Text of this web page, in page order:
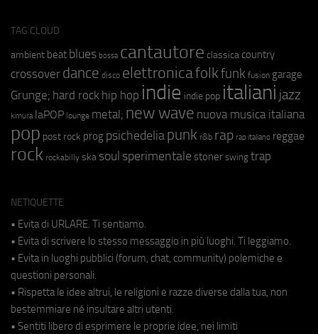
TAG CLOUD
ambient beat blues bossa cantautore classica country
crossover dance disco elettronicafolkfunk fusion garage
Grunge; hard rock hip hop indie indie pop italiani jazz
kimura laPOP lounge metal; new wave nuova musica italiana
pop post rock prog psichedeliapunk r&b rap rap italiano reggae
rock rockabilly ska soul sperimentale stoner swing trap
NETIQUETTE
• Evita di URLARE. Ti sentiamo.
• Evita di scrivere lo stesso messaggio in più luoghi. Ti leggiamo.
• Evita in luoghi pubblici (forum, chat, community) polemiche e
questioni personali.
• Rispetta le idee altrui, le religioni e razze diverse dalla tua, non
bestemmiare né insultare altri utenti.
• Sentiti libero di esprimere le proprie idee, nei limiti